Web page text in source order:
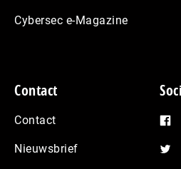
Cybersec e-Magazine
Contact
Contact
Nieuwsbrief